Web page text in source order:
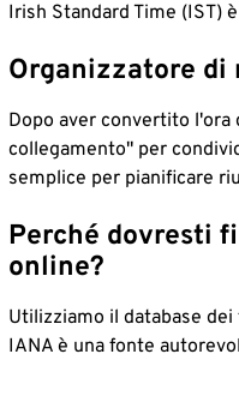
Irish Standard Time (IST)
Organizzatore di
Dopo aver convertito l'ora
collegamento" per
semplice per pianificare
Perché dovresti
online?
Utilizziamo il database dei
IANA è una fonte